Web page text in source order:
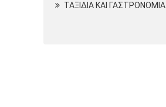
ΤΑΞΙΔΙΑ ΚΑΙ ΓΑΣΤΡΟΝΟΜΙΑ